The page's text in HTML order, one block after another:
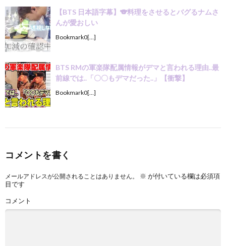
【BTS 日本語字幕】🐨料理をさせるとバグるナムさ
んが愛おしい
Bookmark0[…]
BTS RMの軍楽隊配属情報がデマと言われる理由..最
前線では..「〇〇もデマだった..」【衝撃】
Bookmark0[…]
コメントを書く
メールアドレスが公開されることはありません。 ※ が付いている欄は必須項
目です
コメント